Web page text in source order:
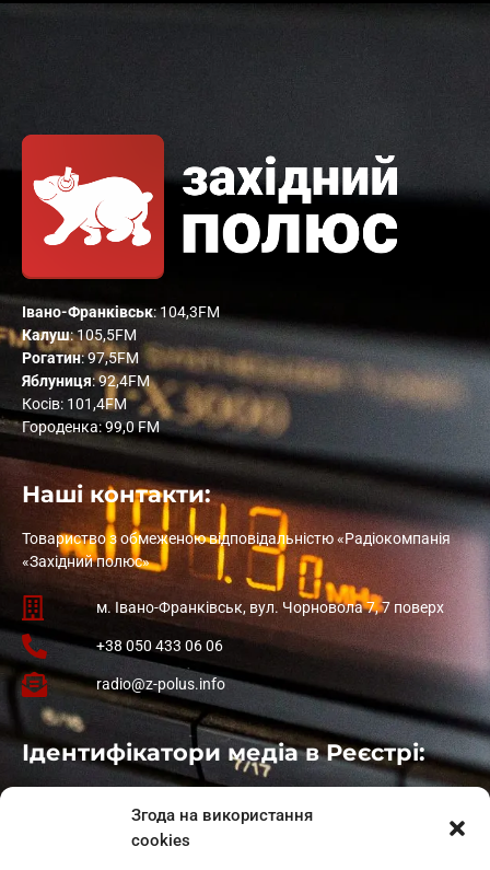
Згода на використання
cookies
Івано-Франківськ: 104,3FM
Калуш: 105,5FM
Рогатин: 97,5FM
Яблуниця: 92,4FM
Косів: 101,4FM
Городенка: 99,0 FM
Наші контакти:
Товариство з обмеженою відповідальністю «Радіокомпанія
«Західний полюс»
м. Івано-Франківськ, вул. Чорновола 7, 7 поверх
+38 050 433 06 06
radio@z-polus.info
Ідентифікатори медіа в Реєстрі:
: L11-01410
: L11-01801